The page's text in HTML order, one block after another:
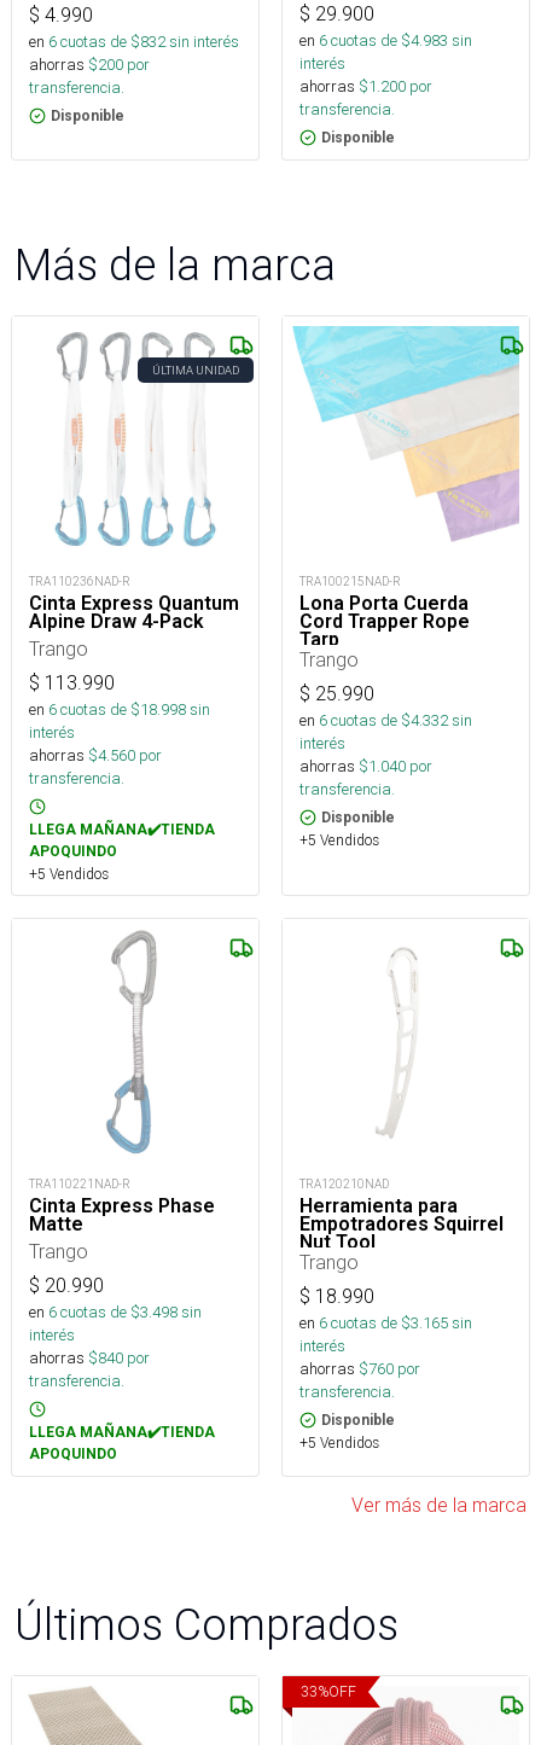
$ 4.990
en 6cuotas de $832sin interés
ahorras $200 por
transferencia.
Disponible
$ 29.900
en 6cuotas de $4.983 sin
interés
ahorras $1.200 por
transferencia.
Disponible
Más de la marca
ÚLTIMA UNIDAD
TRA110236NAD-R
Cinta Express Quantum
Alpine Draw 4-Pack
Trango
$ 113.990
en 6cuotas de $18.998sin
interés
ahorras $4.560 por
transferencia.
LLEGA MAÑANA✔️TIENDA
APOQUINDO
+5 Vendidos
TRA100215NAD-R
Lona Porta Cuerda
Cord Trapper Rope
Tarp
Trango
$ 25.990
en 6cuotas de $4.332sin
interés
ahorras $1.040 por
transferencia.
Disponible
+5 Vendidos
TRA110221NAD-R
Cinta Express Phase
Matte
Trango
$ 20.990
en 6cuotas de $3.498sin
interés
ahorras $840 por
transferencia.
LLEGA MAÑANA✔️TIENDA
APOQUINDO
TRA120210NAD
Herramienta para
Empotradores Squirrel
Nut Tool
Trango
$ 18.990
en 6cuotas de $3.165sin
interés
ahorras $760 por
transferencia.
Disponible
+5 Vendidos
Ver más de la marca
Últimos Comprados
33%OFF